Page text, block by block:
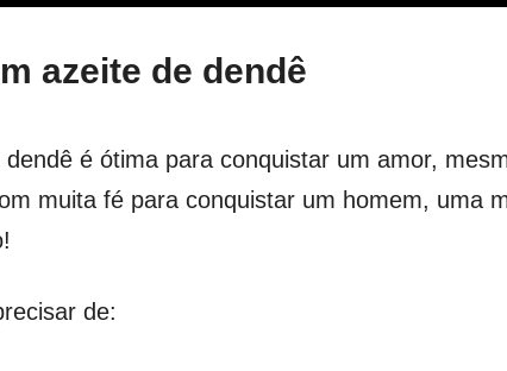
azeite de dendê
é ótima para conquistar um amor,
muita fé para conquistar um homem, uma
de: